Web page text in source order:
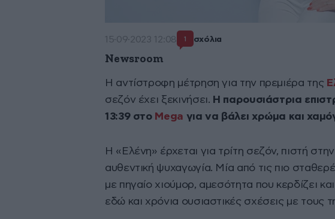
15·09·2023 12:08 1 σχόλια
Newsroom
Η αντίστροφη μέτρηση για την πρεμιέρα της
σεζόν έχει ξεκινήσει. Η παρουσιάστρια
13:39 στο Mega για να βάλει χρώμα και
Η «Ελένη» έρχεται για τρίτη σεζόν, πιστή
αυθεντική ψυχαγωγία. Μία από τις πιο
με πηγαίο χιούμορ, αμεσότητα που κερδίζει και
εδώ και χρόνια ουσιαστικές σχέσεις με τους